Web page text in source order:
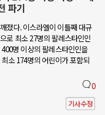
파기
졌다. 이스라엘이 이틀째 대규
로 최소 27명의 팔레스타인인
명 이상의 팔레스타인인을
소 174명의 어린이가 포함되
0
기사수정